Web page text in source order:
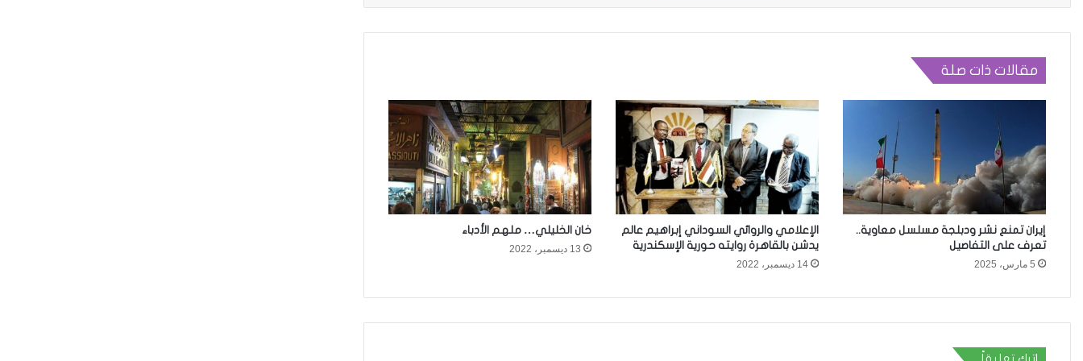
مقالات ذات صلة
إيران تمنع نشر ودبلجة مسلسل معاوية..
تعرف على التفاصيل
5 مارس، 2025
الإعلامي والروائي السوداني إبراهيم عالم
يدشن بالقاهرة روايته حورية الإسكندرية
14 ديسمبر، 2022
خان الخليلي… ملهم الأدباء
13 ديسمبر، 2022